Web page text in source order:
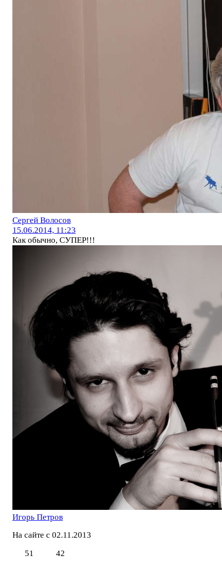
Сергей Волосов
15.06.2014, 11:23
Как обычно, СУПЕР!!!
Игорь Петров
На сайте с 02.11.2013
51
42